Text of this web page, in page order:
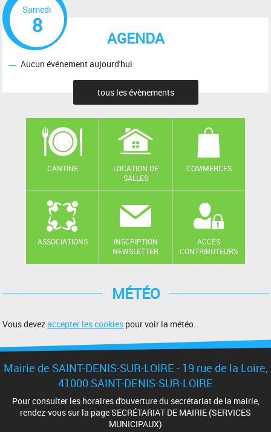
AGENDA
Samedi
8
Aucun événement aujourd'hui
tous les évènements
CANTINE
LOCATION DE
SALLES
COMMERCES
ASSOCIATIONS
INSCRIPTION
NEWSLETTER
ACCÈS
CONTRIBUTEURS
MÉTÉO
Vous devezaccepter les cookies pour voir la météo.
Mairie de SAINT-DENIS-SUR-LOIRE - 19 rue de la Loire,
41000 SAINT-DENIS-SUR-LOIRE
Pour consulter les horaires d'ouverture du secrétariat de la mairie,
rendez-vous sur la page SECRÉTARIAT DE MAIRIE (SERVICES
MUNICIPAUX)